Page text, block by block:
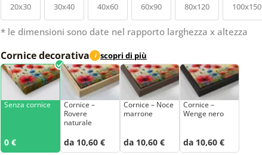
20x30 30x40 40x60 60x90 80x120 100x150
* le dimensioni sono date nel rapporto larghezza x altezza
Cornice decorativa i scopri di più
Senza cornice
0 €
Cornice –
Rovere
naturale
da 10,60 €
Cornice – Noce
marrone
da 10,60 €
Cornice –
Wenge nero
da 10,60 €